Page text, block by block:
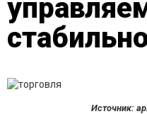
Источник: